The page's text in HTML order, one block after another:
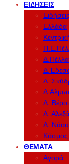
ΕΙΔΉΣΕΙΣ
Ειδήσεις
Ελλάδα
Δ.
Δ.
Δ.
Δ.
Κόσμος
ΘΈΜΑΤΑ
Αγορά